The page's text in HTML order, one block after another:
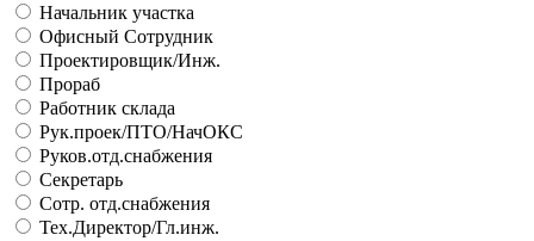
Начальник участка
Офисный Сотрудник
Проектировщик/Инж.
Прораб
Работник склада
Рук.проек/ПТО/НачОКС
Руков.отд.снабжения
Секретарь
Сотр. отд.снабжения
Тех.Директор/Гл.инж.